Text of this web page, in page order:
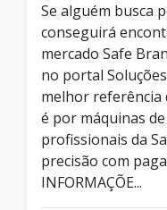
Se alguém busca
conseguirá
mercado Safe
no portal
melhor referência
é por máquinas
profissionais da
precisão com
INFORMAÇÕE...